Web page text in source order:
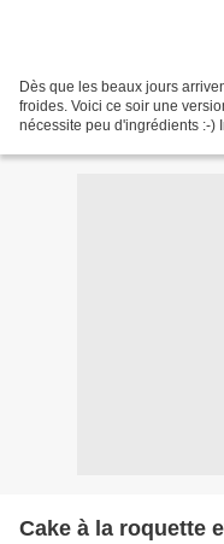
Dès que les beaux jours
froides. Voici ce soir une
nécessite peu d'ingrédients :-)
Cake à la roquette